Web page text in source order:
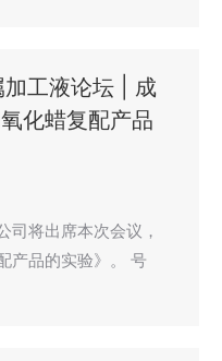
加工液论坛 | 成
化蜡复配产品
司将出席本次会议，
产品的实验》。 号